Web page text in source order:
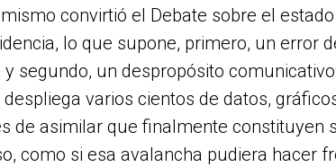
convirtió el Debate sobre el
lo que supone, primero, un error
segundo, un despropósito
despliega varios cientos de datos,
de asimilar que finalmente constituyen
como si esa avalancha pudiera hacer